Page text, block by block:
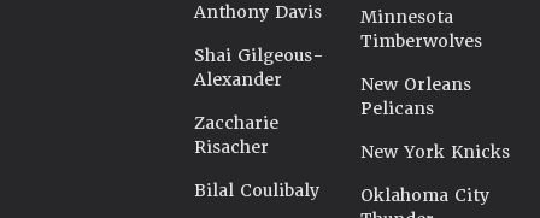
Anthony Davis
Shai Gilgeous-
Alexander
Zaccharie
Risacher
Bilal Coulibaly
Minnesota
Timberwolves
New Orleans
Pelicans
New York Knicks
Oklahoma City